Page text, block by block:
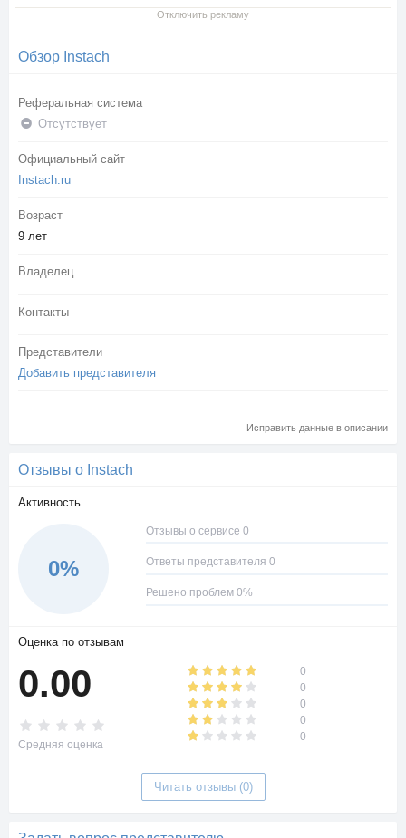
Отключить рекламу
Обзор Instach
Реферальная система
Отсутствует
Официальный сайт
Instach.ru
Возраст
9 лет
Владелец
Контакты
Представители
Добавить представителя
Исправить данные в описании
Отзывы о Instach
Активность
0%
Отзывы о сервисе 0
Ответы представителя 0
Решено проблем 0%
Оценка по отзывам
0.00
Средняя оценка
0
0
0
0
0
Читать отзывы (0)